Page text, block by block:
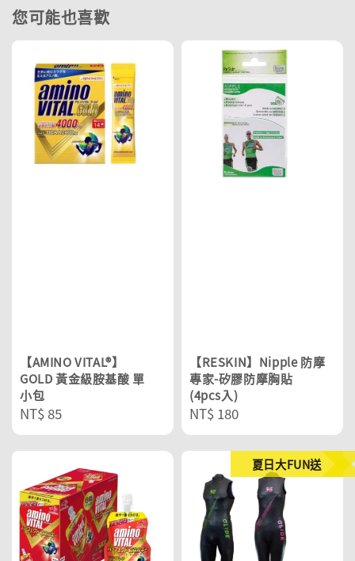
您可能也喜歡
【AMINO VITAL®】
GOLD 黃金級胺基酸 單
小包
Regular
price
NT$ 85
【RESKIN】Nipple 防摩
專家-矽膠防摩胸貼
(4pcs入)
Regular
price
NT$ 180
夏日大FUN送